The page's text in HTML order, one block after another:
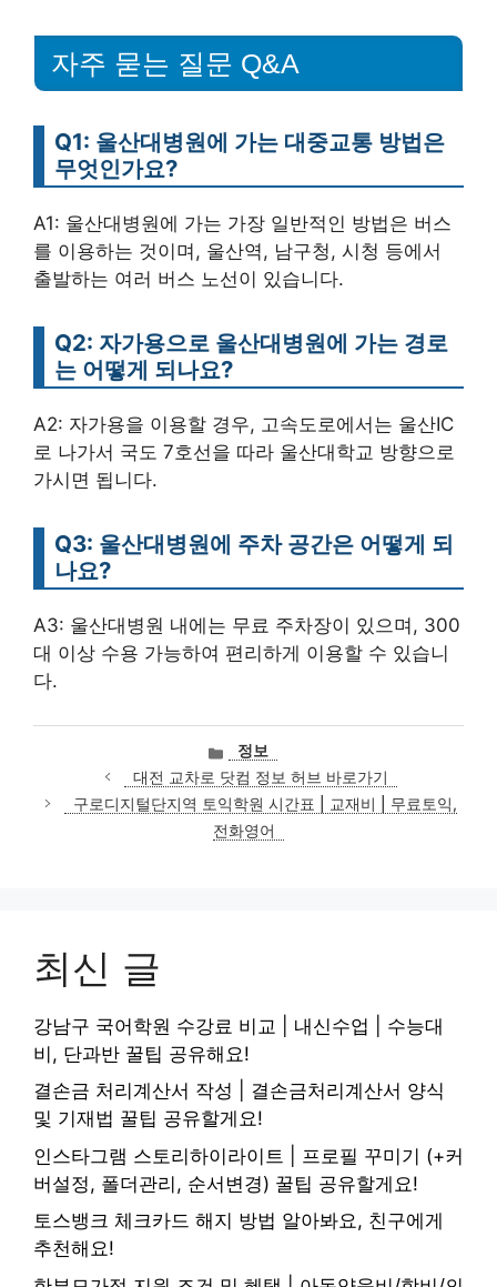
자주 묻는 질문 Q&A
Q1: 울산대병원에 가는 대중교통 방법은
무엇인가요?
A1: 울산대병원에 가는 가장 일반적인 방법은 버스
를 이용하는 것이며, 울산역, 남구청, 시청 등에서
출발하는 여러 버스 노선이 있습니다.
Q2: 자가용으로 울산대병원에 가는 경로
는 어떻게 되나요?
A2: 자가용을 이용할 경우, 고속도로에서는 울산IC
로 나가서 국도 7호선을 따라 울산대학교 방향으로
가시면 됩니다.
Q3: 울산대병원에 주차 공간은 어떻게 되
나요?
A3: 울산대병원 내에는 무료 주차장이 있으며, 300
대 이상 수용 가능하여 편리하게 이용할 수 있습니
다.
카
테
고
리
정보
대전 교차로 닷컴 정보 허브 바로가기
구로디지털단지역 토익학원 시간표 | 교재비 | 무료토익,
전화영어
최신 글
강남구 국어학원 수강료 비교 | 내신수업 | 수능대
비, 단과반 꿀팁 공유해요!
결손금 처리계산서 작성 | 결손금처리계산서 양식
및 기재법 꿀팁 공유할게요!
인스타그램 스토리하이라이트 | 프로필 꾸미기 (+커
버설정, 폴더관리, 순서변경) 꿀팁 공유할게요!
토스뱅크 체크카드 해지 방법 알아봐요, 친구에게
추천해요!